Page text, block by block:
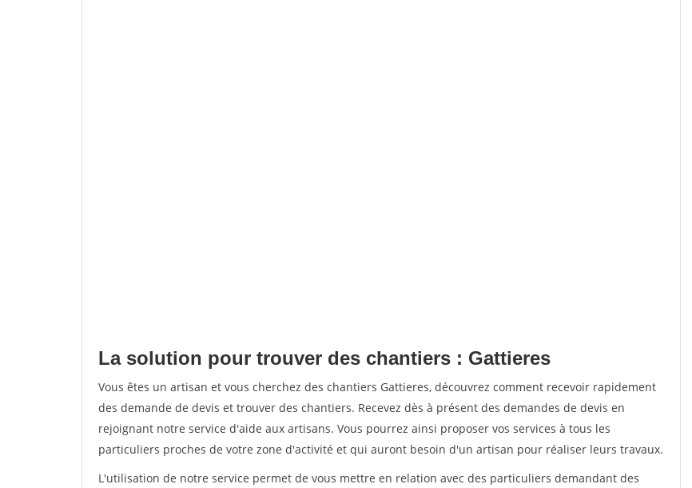
La solution pour trouver des chantiers : Gattieres
Vous êtes un artisan et vous cherchez des chantiers Gattieres, découvrez comment recevoir rapidement
des demande de devis et trouver des chantiers. Recevez dès à présent des demandes de devis en
rejoignant notre service d'aide aux artisans. Vous pourrez ainsi proposer vos services à tous les
particuliers proches de votre zone d'activité et qui auront besoin d'un artisan pour réaliser leurs travaux.
L'utilisation de notre service permet de vous mettre en relation avec des particuliers demandant des